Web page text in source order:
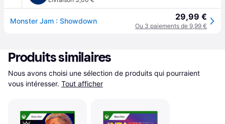
Monster Jam : Showdown 29,99 €
Ou 3 paiements de 9,99 €
Produits similaires
Nous avons choisi une sélection de produits qui pourraient
vous intéresser. Tout afficher